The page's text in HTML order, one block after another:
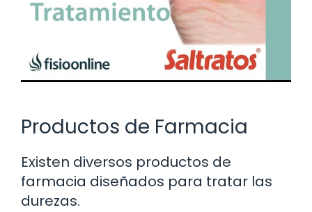
Productos de Farmacia
Existen diversos productos de
farmacia diseñados para tratar las
durezas.